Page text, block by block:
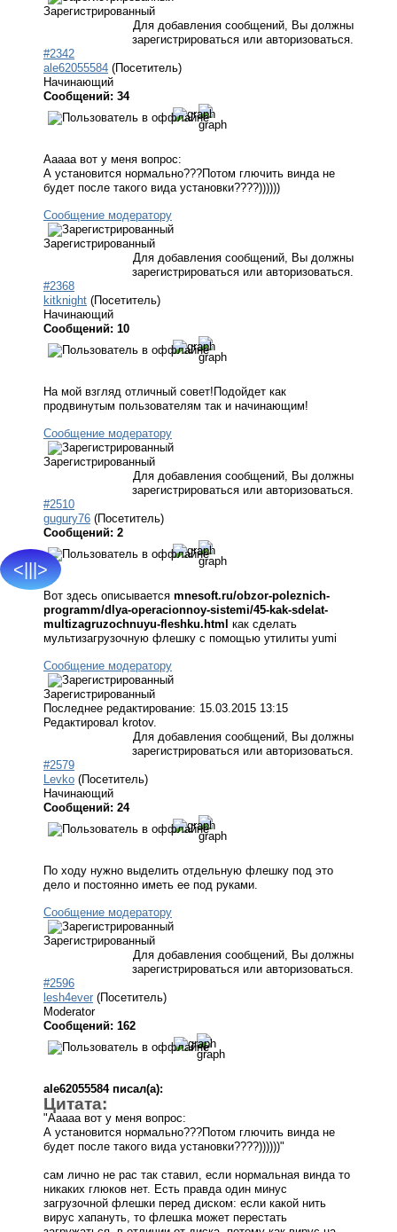
<|||>
Зарегистрированный
Для добавления сообщений, Вы должны
зарегистрироваться или авторизоваться.
#2342
ale62055584 (Посетитель)
Начинающий
Сообщений: 34
Ааааа вот у меня вопрос:
А установится нормально???Потом глючить винда не
будет после такого вида установки????))))))
Сообщение модератору
Зарегистрированный
Для добавления сообщений, Вы должны
зарегистрироваться или авторизоваться.
#2368
kitknight (Посетитель)
Начинающий
Сообщений: 10
На мой взгляд отличный совет!Подойдет как
продвинутым пользователям так и начинающим!
Сообщение модератору
Зарегистрированный
Для добавления сообщений, Вы должны
зарегистрироваться или авторизоваться.
#2510
gugury76 (Посетитель)
Сообщений: 2
Вот здесь описывается mnesoft.ru/obzor-poleznich-
programm/dlya-operacionnoy-sistemi/45-kak-sdelat-
multizagruzochnuyu-fleshku.html как сделать
мультизагрузочную флешку с помощью утилиты yumi
Сообщение модератору
Зарегистрированный
Последнее редактирование: 15.03.2015 13:15
Редактировал krotov.
Для добавления сообщений, Вы должны
зарегистрироваться или авторизоваться.
#2579
Levko (Посетитель)
Начинающий
Сообщений: 24
По ходу нужно выделить отдельную флешку под это
дело и постоянно иметь ее под руками.
Сообщение модератору
Зарегистрированный
Для добавления сообщений, Вы должны
зарегистрироваться или авторизоваться.
#2596
lesh4ever (Посетитель)
Moderator
Сообщений: 162
ale62055584 писал(а):
Цитата:
"Ааааа вот у меня вопрос:
А установится нормально???Потом глючить винда не
будет после такого вида установки????))))))"
сам лично не рас так ставил, если нормальная винда то
никаких глюков нет. Есть правда один минус
загрузочной флешки перед диском: если какой нить
вирус хапануть, то флешка может перестать